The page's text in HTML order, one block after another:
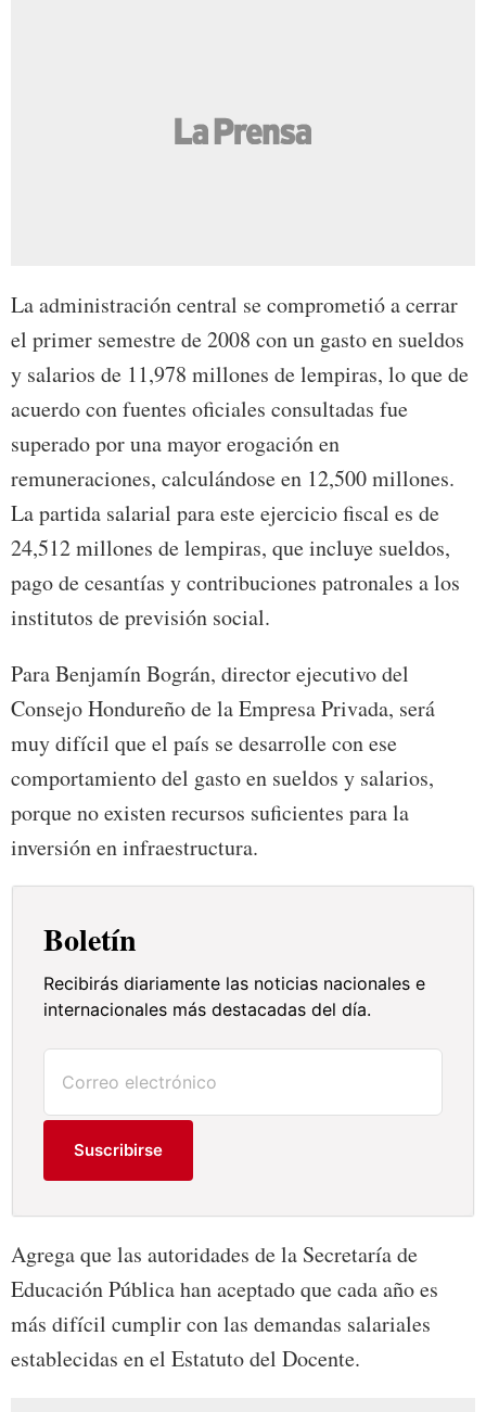
La administración central se comprometió a cerrar
el primer semestre de 2008 con un gasto en sueldos
y salarios de 11,978 millones de lempiras, lo que de
acuerdo con fuentes oficiales consultadas fue
superado por una mayor erogación en
remuneraciones, calculándose en 12,500 millones.
La partida salarial para este ejercicio fiscal es de
24,512 millones de lempiras, que incluye sueldos,
pago de cesantías y contribuciones patronales a los
institutos de previsión social.
Para Benjamín Bográn, director ejecutivo del
Consejo Hondureño de la Empresa Privada, será
muy difícil que el país se desarrolle con ese
comportamiento del gasto en sueldos y salarios,
porque no existen recursos suficientes para la
inversión en infraestructura.
Boletín
Recibirás diariamente las noticias nacionales e
internacionales más destacadas del día.
Suscribirse
Agrega que las autoridades de la Secretaría de
Educación Pública han aceptado que cada año es
más difícil cumplir con las demandas salariales
establecidas en el Estatuto del Docente.